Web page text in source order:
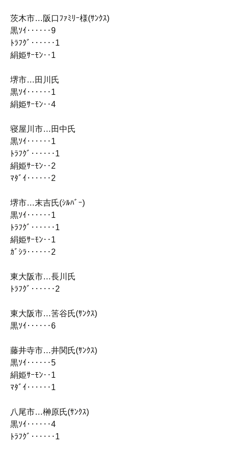
茨木市…阪口ﾌｧﾐﾘｰ様(ｻﾝｸｽ)
黒ｿｲ‥‥‥9
ﾄﾗﾌｸﾞ‥‥‥1
絹姫ｻｰﾓﾝ‥1
堺市…田川氏
黒ｿｲ‥‥‥1
絹姫ｻｰﾓﾝ‥4
寝屋川市…田中氏
黒ｿｲ‥‥‥1
ﾄﾗﾌｸﾞ‥‥‥1
絹姫ｻｰﾓﾝ‥2
ﾏﾀﾞｲ‥‥‥2
堺市…末吉氏(ｼﾙﾊﾞｰ)
黒ｿｲ‥‥‥1
ﾄﾗﾌｸﾞ‥‥‥1
絹姫ｻｰﾓﾝ‥1
ｶﾞｼﾗ‥‥‥2
東大阪市…長川氏
ﾄﾗﾌｸﾞ‥‥‥2
東大阪市…筈谷氏(ｻﾝｸｽ)
黒ｿｲ‥‥‥6
藤井寺市…井関氏(ｻﾝｸｽ)
黒ｿｲ‥‥‥5
絹姫ｻｰﾓﾝ‥1
ﾏﾀﾞｲ‥‥‥1
八尾市…榊原氏(ｻﾝｸｽ)
黒ｿｲ‥‥‥4
ﾄﾗﾌｸﾞ‥‥‥1